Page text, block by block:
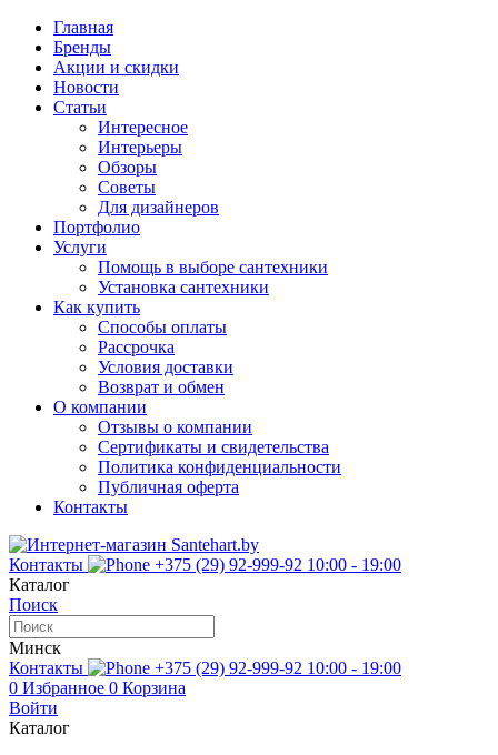
Главная
Бренды
Акции и скидки
Новости
Статьи
Интересное
Интерьеры
Обзоры
Советы
Для дизайнеров
Портфолио
Услуги
Помощь в выборе сантехники
Установка сантехники
Как купить
Способы оплаты
Рассрочка
Условия доставки
Возврат и обмен
О компании
Отзывы о компании
Сертификаты и свидетельства
Политика конфиденциальности
Публичная оферта
Контакты
Контакты +375 (29) 92-999-92 10:00 - 19:00
Каталог
Поиск
Минск
Контакты
+375 (29) 92-999-92 10:00 - 19:00
0 Избранное 0 Корзина
Войти
Каталог